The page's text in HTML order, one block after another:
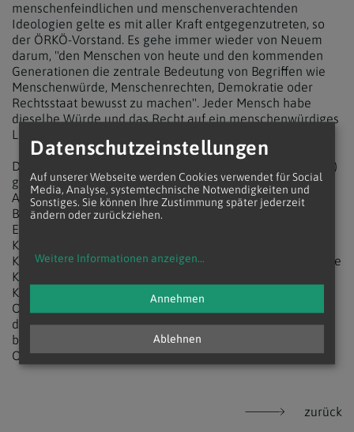
menschenfeindlichen und menschenverachtenden
Ideologien gelte es mit aller Kraft entgegenzutreten, so
der ÖRKÖ-Vorstand. Es gehe immer wieder von Neuem
darum, "den Menschen von heute und den kommenden
Generationen die zentrale Bedeutung von Begriffen wie
Menschenwürde, Menschenrechten, Demokratie oder
Rechtsstaat bewusst zu machen". Jeder Mensch habe
dieselbe Würde und das Recht auf ein menschenwürdiges
Leben.
Dem Ökumenischen Rat der Kirchen in Österreich (ÖRKÖ)
gehören 17 Kirchen an: die Altkatholische Kirche,
Anglikanische Kirche, Armenisch-apostolische Kirche,
Bulgarisch-Orthodoxe Kirche, Evangelische Kirche A.B.,
Evangelische Kirche H.B., Evangelisch-methodistische
Kirche, Griechisch-Orthodoxe Kirche, Koptisch-Orthodoxe
Kirche, Römisch-Katholische Kirche, Rumänisch-Orthodoxe
Kirche, Russisch-Orthodoxe Kirche, Serbisch-Orthodoxe
Kirche und Syrisch-Orthodoxe Kirche. Die Äthiopisch-
Orthodoxe Kirche, der Bund der Baptistengemeinden und
die Neuapostolische Kirche sind "Mitglieder mit
beratender Stimme". Weitere Institutionen bzw.
Organisationen besitzen Beobachterstatus.
zurück
Datenschutzeinstellungen
Auf unserer Webseite werden Cookies verwendet für Social
Media, Analyse, systemtechnische Notwendigkeiten und
Sonstiges. Sie können Ihre Zustimmung später jederzeit
ändern oder zurückziehen.
Weitere Informationen anzeigen...
Ablehnen
Annehmen